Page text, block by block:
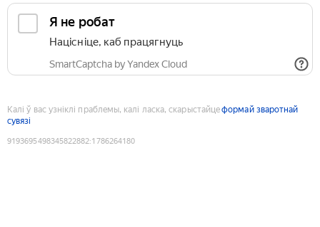
Я не робат
Націсніце, каб працягнуць
SmartCaptcha by Yandex Cloud
Калі ў вас узніклі праблемы, калі ласка, скарыстайцеформай зваротнай
сувязі
9193695498345822882:1786264180